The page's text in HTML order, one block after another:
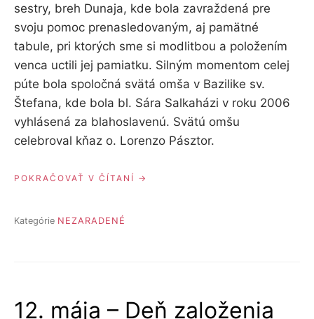
sestry, breh Dunaja, kde bola zavraždená pre
svoju pomoc prenasledovaným, aj pamätné
tabule, pri ktorých sme si modlitbou a položením
venca uctili jej pamiatku. Silným momentom celej
púte bola spoločná svätá omša v Bazilike sv.
Štefana, kde bola bl. Sára Salkaházi v roku 2006
vyhlásená za blahoslavenú. Svätú omšu
celebroval kňaz o. Lorenzo Pásztor.
POKRAČOVAŤ V ČÍTANÍ “PUTOVALI
SALKAHÁZI
Kategórie NEZARADENÉ
12. mája – Deň založenia